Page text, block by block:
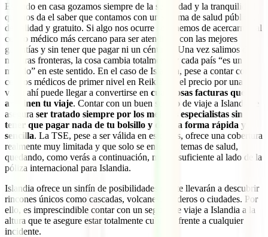
Estando en casa gozamos siempre de la seguridad y la tranquilidad
que nos da el saber que contamos con un sistema de salud público,
de calidad y gratuito. Si algo nos ocurre solo hemos de acercarnos al
centro médico más cercano para ser atendidos con las mejores
garantías y sin tener que pagar ni un céntimo. Una vez salimos de
nuestras fronteras, la cosa cambia totalmente y cada país “es un
mundo” en este sentido. En el caso de Islandia, pese a contar con
centros médicos de primer nivel en Reikiavik, el precio por una
visita ahí puede llegar a convertirse en cuantiosas facturas que
arruinen tu viaje. Contar con un buen seguro de viaje a Islandia te
asegura ser tratado siempre por los mejores especialistas sin
tener que pagar nada de tu bolsillo y de una forma rápida y
sencilla. La TSE, pese a ser válida en este país, ofrece una cobertura
realmente muy limitada y que solo se enfoca a temas de salud,
quedando, como verás a continuación, muy insuficiente al lado de la
póliza internacional para Islandia.
Islandia ofrece un sinfín de posibilidades que te llevarán a descubrir
rincones únicos como cascadas, volcanes, senderos o ciudades. Por
ello, es imprescindible contar con un seguro de viaje a Islandia a la
altura que te asegure estar totalmente cubierto frente a cualquier
incidente.